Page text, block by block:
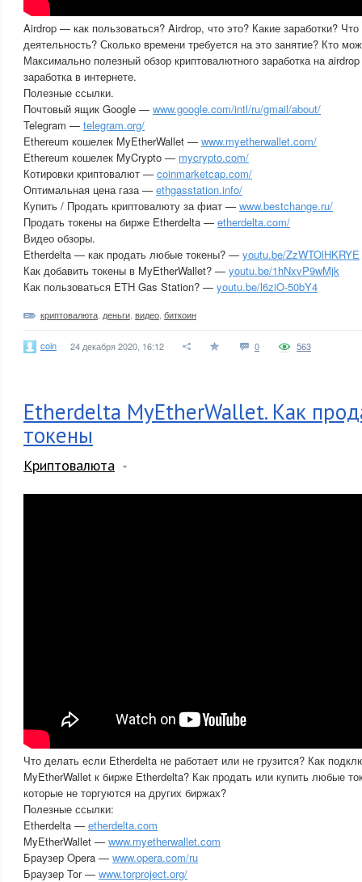
Airdrop — как пользоваться? Airdrop, что это? Какие заработки?
деятельность? Сколько времени требуется на это занятие? Кто
Максимально полезный обзор криптовалютного заработка на
заработка в интернете.
Полезные ссылки.
Почтовый ящик Google — www.google.com/intl/ru/gmail/about/
Telegram — telegram.org/
Ethereum кошелек MyEtherWallet — www.myetherwallet.com/
Ethereum кошелек MyCrypto — mycrypto.com/
Котировки криптовалют — coinmarketcap.com/
Оптимальная цена газа — ethgasstation.info/
Купить / Продать криптовалюту за фиат — www.bestchange.ru/
Продать токены на бирже Etherdelta — etherdelta.com/
Видео обзоры.
Etherdelta — как продать любые токены? — youtu.be/ZzWTOlHKRYE
Как добавить токены в MyEtherWallet? — youtu.be/1hNxvP9wMjk
Как пользоваться ETH Gas Station? — youtu.be/l6ziO-50bY4
криптовалюта деньги видео биткоин
coin 24 декабря 2020, 16:12 0 563
Etherdelta MyEtherWallet. Как
токены
Криптовалюта
Что делать если Etherdelta не работает или не грузится? Как
MyEtherWallet к бирже Etherdelta? Как продать или купить любые
которые не торгуются на других биржах?
Полезные ссылки:
Etherdelta — etherdelta.com
MyEtherWallet — www.myetherwallet.com
Браузер Opera — www.opera.com/ru
Браузер Tor — www.torproject.org/